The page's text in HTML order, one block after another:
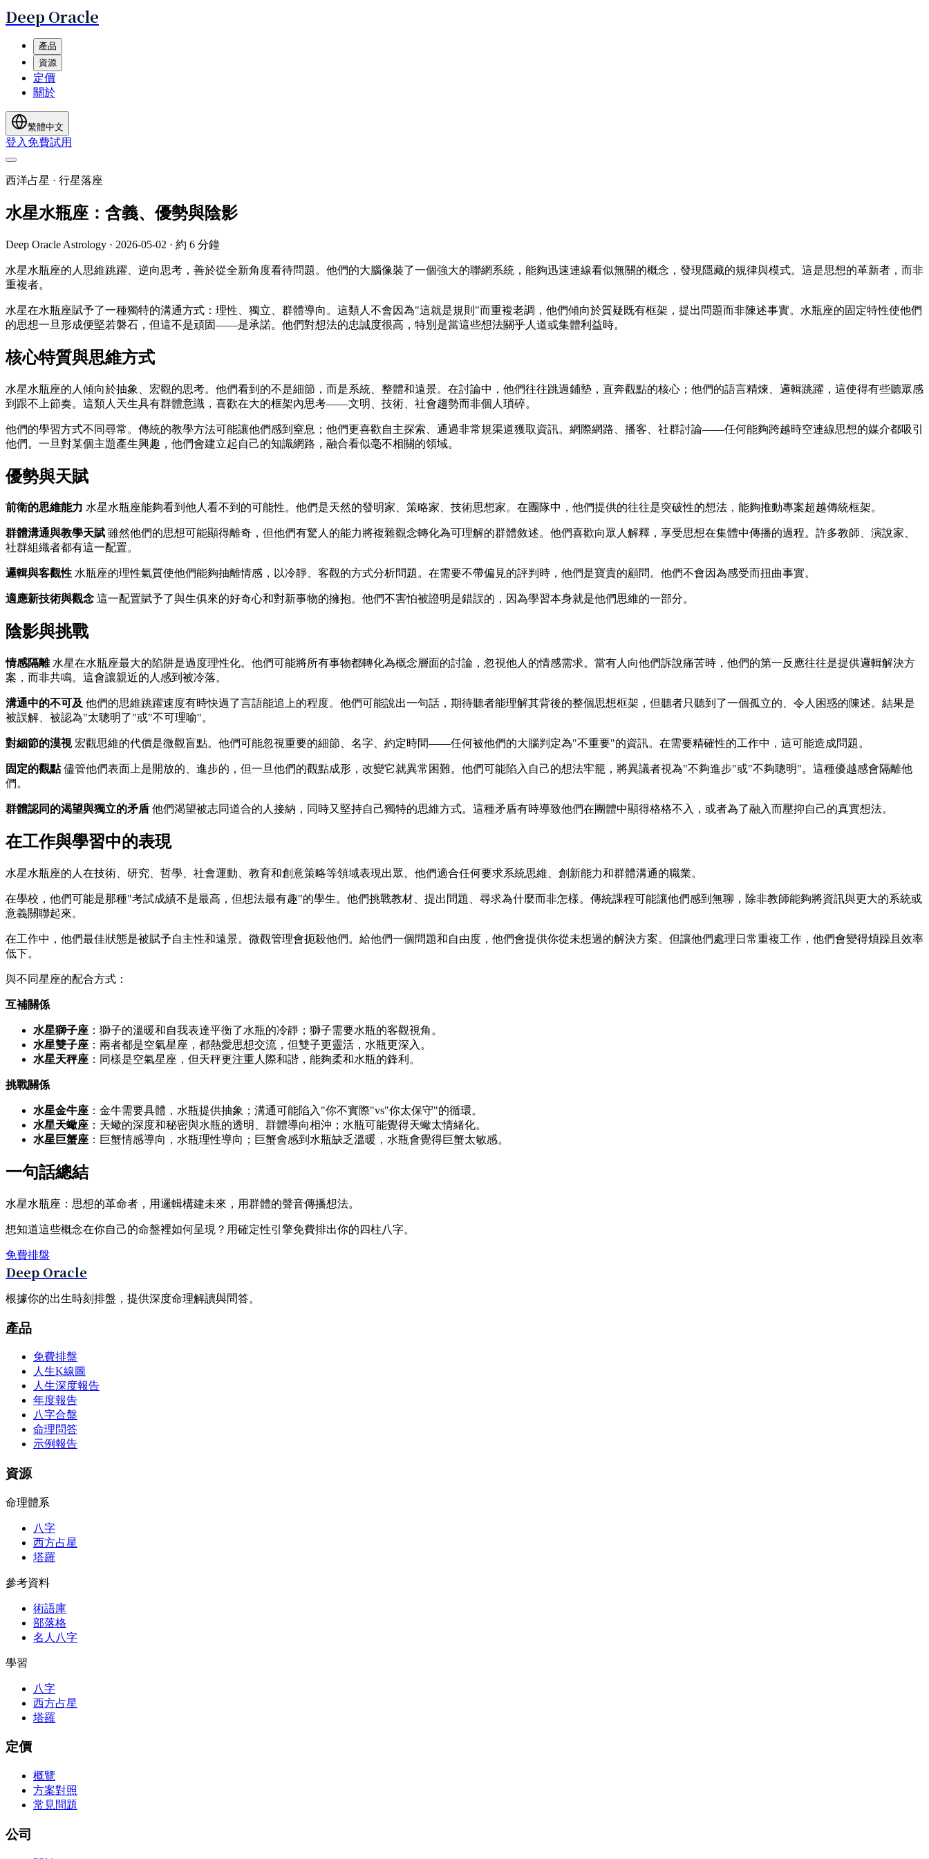
Deep Oracle
產品
資源
定價
關於
繁體中文
登入 免費試用
西洋占星 · 行星落座
水星水瓶座：含義、優勢與陰影
Deep Oracle Astrology · 2026-05-02 · 約 6 分鐘
水星水瓶座的人思維跳躍、逆向思考，善於從全新角度看待問題。他們的大腦像裝了一個強大的聯網系統，能夠迅速連線看似無關的概念，發現隱藏的規律與模式。這是思想的革新者，而非
重複者。
水星在水瓶座賦予了一種獨特的溝通方式：理性、獨立、群體導向。這類人不會因為"這就是規則"而重複老調，他們傾向於質疑既有框架，提出問題而非陳述事實。水瓶座的固定特性使他們
的思想一旦形成便堅若磐石，但這不是頑固——是承諾。他們對想法的忠誠度很高，特別是當這些想法關乎人道或集體利益時。
核心特質與思維方式
水星水瓶座的人傾向於抽象、宏觀的思考。他們看到的不是細節，而是系統、整體和遠景。在討論中，他們往往跳過鋪墊，直奔觀點的核心；他們的語言精煉、邏輯跳躍，這使得有些聽眾感
到跟不上節奏。這類人天生具有群體意識，喜歡在大的框架內思考——文明、技術、社會趨勢而非個人瑣碎。
他們的學習方式不同尋常。傳統的教學方法可能讓他們感到窒息；他們更喜歡自主探索、通過非常規渠道獲取資訊。網際網路、播客、社群討論——任何能夠跨越時空連線思想的媒介都吸引
他們。一旦對某個主題產生興趣，他們會建立起自己的知識網路，融合看似毫不相關的領域。
優勢與天賦
前衛的思維能力 水星水瓶座能夠看到他人看不到的可能性。他們是天然的發明家、策略家、技術思想家。在團隊中，他們提供的往往是突破性的想法，能夠推動專案超越傳統框架。
群體溝通與教學天賦 雖然他們的思想可能顯得離奇，但他們有驚人的能力將複雜觀念轉化為可理解的群體敘述。他們喜歡向眾人解釋，享受思想在集體中傳播的過程。許多教師、演說家、
社群組織者都有這一配置。
邏輯與客觀性 水瓶座的理性氣質使他們能夠抽離情感，以冷靜、客觀的方式分析問題。在需要不帶偏見的評判時，他們是寶貴的顧問。他們不會因為感受而扭曲事實。
適應新技術與觀念 這一配置賦予了與生俱來的好奇心和對新事物的擁抱。他們不害怕被證明是錯誤的，因為學習本身就是他們思維的一部分。
陰影與挑戰
情感隔離水星在水瓶座最大的陷阱是過度理性化。他們可能將所有事物都轉化為概念層面的討論，忽視他人的情感需求。當有人向他們訴說痛苦時，他們的第一反應往往是提供邏輯解決方
案，而非共鳴。這會讓親近的人感到被冷落。
溝通中的不可及 他們的思維跳躍速度有時快過了言語能追上的程度。他們可能說出一句話，期待聽者能理解其背後的整個思想框架，但聽者只聽到了一個孤立的、令人困惑的陳述。結果是
被誤解、被認為"太聰明了"或"不可理喻"。
對細節的漠視宏觀思維的代價是微觀盲點。他們可能忽視重要的細節、名字、約定時間——任何被他們的大腦判定為"不重要"的資訊。在需要精確性的工作中，這可能造成問題。
固定的觀點儘管他們表面上是開放的、進步的，但一旦他們的觀點成形，改變它就異常困難。他們可能陷入自己的想法牢籠，將異議者視為"不夠進步"或"不夠聰明"。這種優越感會隔離他
們。
群體認同的渴望與獨立的矛盾 他們渴望被志同道合的人接納，同時又堅持自己獨特的思維方式。這種矛盾有時導致他們在團體中顯得格格不入，或者為了融入而壓抑自己的真實想法。
在工作與學習中的表現
水星水瓶座的人在技術、研究、哲學、社會運動、教育和創意策略等領域表現出眾。他們適合任何要求系統思維、創新能力和群體溝通的職業。
在學校，他們可能是那種"考試成績不是最高，但想法最有趣"的學生。他們挑戰教材、提出問題、尋求為什麼而非怎樣。傳統課程可能讓他們感到無聊，除非教師能夠將資訊與更大的系統或
意義關聯起來。
在工作中，他們最佳狀態是被賦予自主性和遠景。微觀管理會扼殺他們。給他們一個問題和自由度，他們會提供你從未想過的解決方案。但讓他們處理日常重複工作，他們會變得煩躁且效率
低下。
與不同星座的配合方式：
互補關係
水星獅子座 ：獅子的溫暖和自我表達平衡了水瓶的冷靜；獅子需要水瓶的客觀視角。
水星雙子座 ：兩者都是空氣星座，都熱愛思想交流，但雙子更靈活，水瓶更深入。
水星天秤座 ：同樣是空氣星座，但天秤更注重人際和諧，能夠柔和水瓶的鋒利。
挑戰關係
水星金牛座 ：金牛需要具體，水瓶提供抽象；溝通可能陷入"你不實際"vs"你太保守"的循環。
水星天蠍座 ：天蠍的深度和秘密與水瓶的透明、群體導向相沖；水瓶可能覺得天蠍太情緒化。
水星巨蟹座 ：巨蟹情感導向，水瓶理性導向；巨蟹會感到水瓶缺乏溫暖，水瓶會覺得巨蟹太敏感。
一句話總結
水星水瓶座：思想的革命者，用邏輯構建未來，用群體的聲音傳播想法。
想知道這些概念在你自己的命盤裡如何呈現？用確定性引擎免費排出你的四柱八字。
免費排盤
Deep Oracle
根據你的出生時刻排盤，提供深度命理解讀與問答。
產品
免費排盤
人生K線圖
人生深度報告
年度報告
八字合盤
命理問答
示例報告
資源
命理體系
八字
西方占星
塔羅
參考資料
術語庫
部落格
名人八字
學習
八字
西方占星
塔羅
定價
概覽
方案對照
常見問題
公司